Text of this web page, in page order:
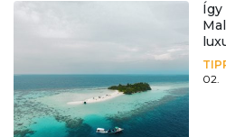
Így
02.